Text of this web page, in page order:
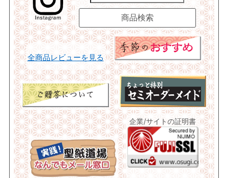
全商品レビューを見る
企業/サイトの証明書